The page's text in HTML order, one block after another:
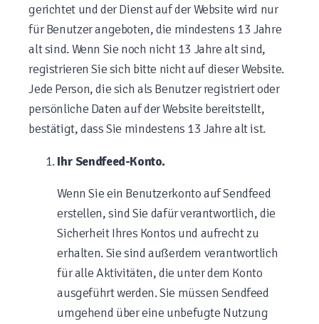
gerichtet und der Dienst auf der Website wird nur
für Benutzer angeboten, die mindestens 13 Jahre
alt sind. Wenn Sie noch nicht 13 Jahre alt sind,
registrieren Sie sich bitte nicht auf dieser Website.
Jede Person, die sich als Benutzer registriert oder
persönliche Daten auf der Website bereitstellt,
bestätigt, dass Sie mindestens 13 Jahre alt ist.
Ihr Sendfeed-Konto.
Wenn Sie ein Benutzerkonto auf Sendfeed
erstellen, sind Sie dafür verantwortlich, die
Sicherheit Ihres Kontos und aufrecht zu
erhalten. Sie sind außerdem verantwortlich
für alle Aktivitäten, die unter dem Konto
ausgeführt werden. Sie müssen Sendfeed
umgehend über eine unbefugte Nutzung